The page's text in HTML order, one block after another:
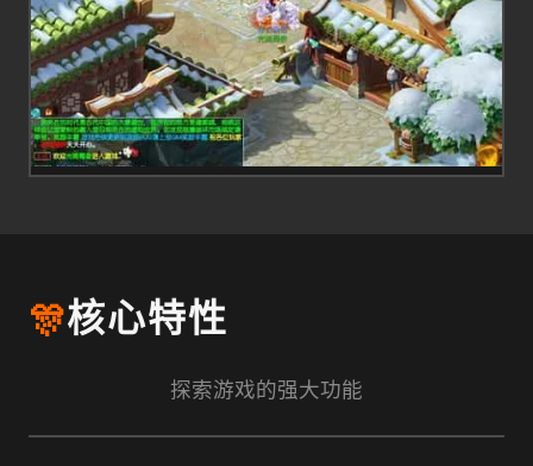
🎊核心特性
探索游戏的强大功能